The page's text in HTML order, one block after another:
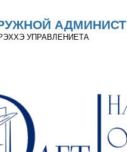
УПРАВЛЕНИЕТА